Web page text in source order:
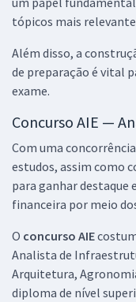
tópicos mais
Além disso, a
de preparação é vital
exame.
Concurso AIE —
Com uma
estudos, assim como
para ganhar destaque
financeira por meio
O concurso AIE
Analista de
Arquitetura,
diploma de nível